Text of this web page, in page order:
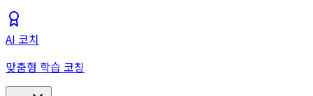
AI 코치
맞춤형 학습 코칭